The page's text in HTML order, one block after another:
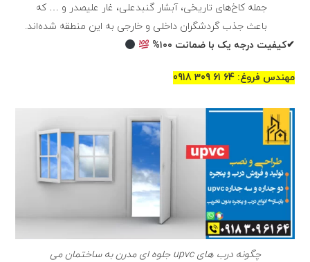
جمله کاخ‌های تاریخی، آبشار گنبدعلی، غار علیصدر و … که
باعث جذب گردشگران داخلی و خارجی به این منطقه شده‌اند.
✔کیفیت درجه یک با ضمانت ۱۰۰%
مهندس فروغ: 64 61 309 0918
چگونه درب های upvc جلوه ای مدرن به ساختمان می